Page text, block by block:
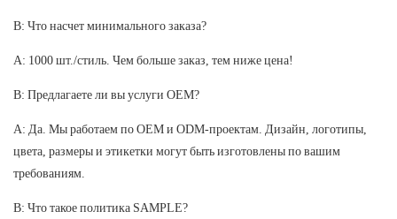
В: Что насчет минимального заказа?
A: 1000 шт./стиль. Чем больше заказ, тем ниже цена!
В: Предлагаете ли вы услуги OEM?
A: Да. Мы работаем по OEM и ODM-проектам. Дизайн, логотипы,
цвета, размеры и этикетки могут быть изготовлены по вашим
требованиям.
В: Что такое политика SAMPLE?